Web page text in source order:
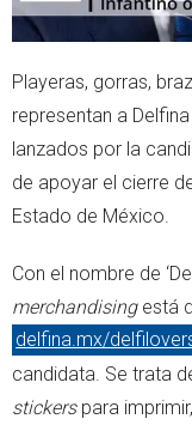
Playeras, gorras,
representan a
lanzados por la
de apoyar el cierre
Estado de México.
Con el nombre de
merchandisingestá
delfina.mx/
candidata. Se trata
stickerspara